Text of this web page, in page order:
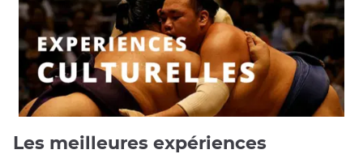
Les meilleures expériences